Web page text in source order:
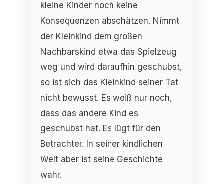
kleine Kinder noch keine
Konsequenzen abschätzen. Nimmt
der Kleinkind dem großen
Nachbarskind etwa das Spielzeug
weg und wird daraufhin geschubst,
so ist sich das Kleinkind seiner Tat
nicht bewusst. Es weiß nur noch,
dass das andere Kind es
geschubst hat. Es lügt für den
Betrachter. In seiner kindlichen
Welt aber ist seine Geschichte
wahr.